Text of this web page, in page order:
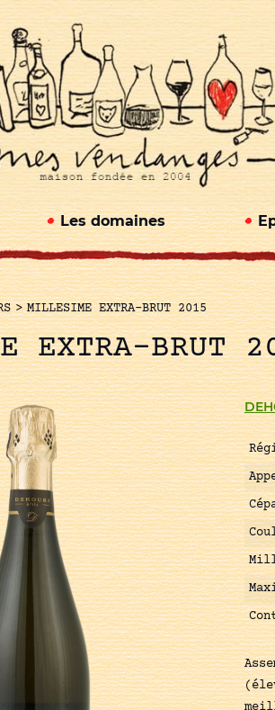
Les domaines
> MILLESIME EXTRA-BRUT 2015
EXTRA-BRUT